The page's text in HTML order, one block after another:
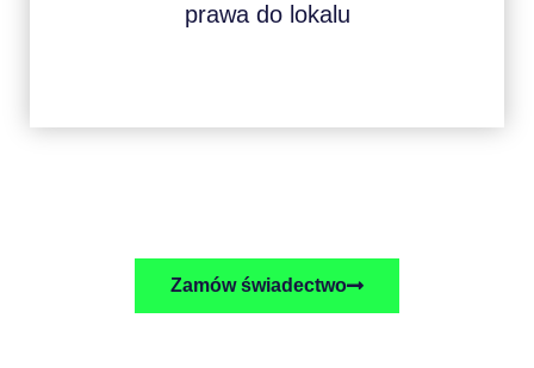
prawa do lokalu
Zamów świadectwo